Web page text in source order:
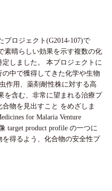
プロジェクト(G2014-107)で
素晴らしい効果を示す複数の化
しました。 本プロジェクトに
中で獲得してきた化学や生物
作用、薬剤耐性株に対する高
を含む、非常に望まれる治療プ
物を見出すこと をめざしま
for Malaria Venture
target product profile の一つに
得るよう、化合物の安全性プ